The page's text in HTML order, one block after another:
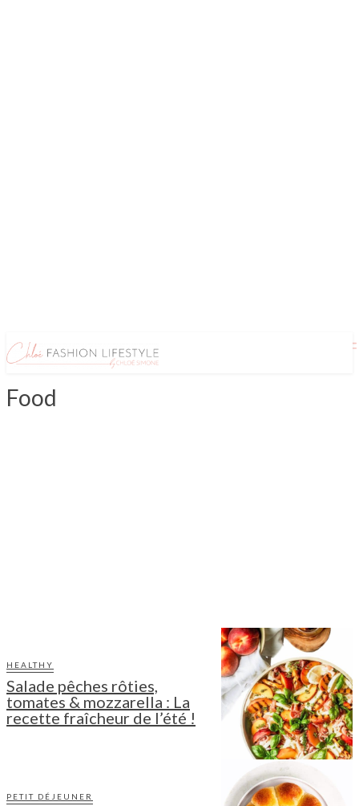
Food
HEALTHY
Salade pêches rôties,
tomates & mozzarella : La
recette fraîcheur de l’été !
PETIT DÉJEUNER